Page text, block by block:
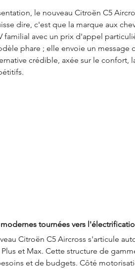
le nouveau Citroën C5
dire, c'est que la marque aux
familial avec un prix d'appel
phare ; elle envoie un message
crédible, axée sur le confort,
tournées vers
Citroën C5 Aircross s'articule
et Max. Cette structure de
et de budgets. Côté